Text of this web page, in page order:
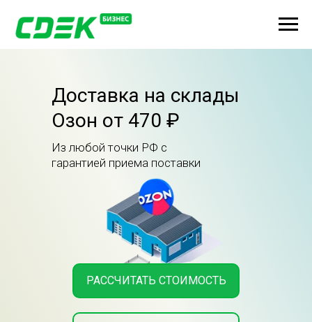
Доставка на склады
Озон от 470 ₽
РАССЧИТАТЬ СТОИМОСТЬ
Из любой точки РФ с
гарантией приема поставки